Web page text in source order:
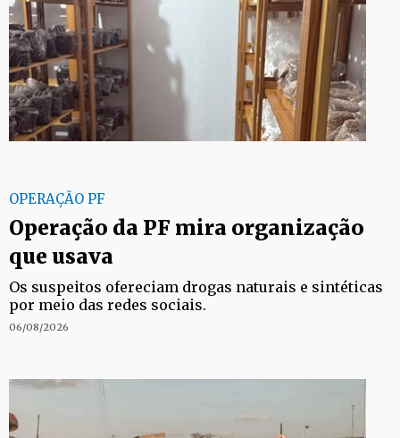
OPERAÇÃO PF
Operação da PF mira organização
que usava
Os suspeitos ofereciam drogas naturais e sintéticas
por meio das redes sociais.
06/08/2026